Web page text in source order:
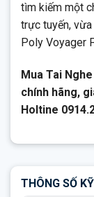
tìm kiếm một
trực tuyến,
Poly Voyager
Mua Tai
chính hãng,
Holtine
THÔNG SỐ